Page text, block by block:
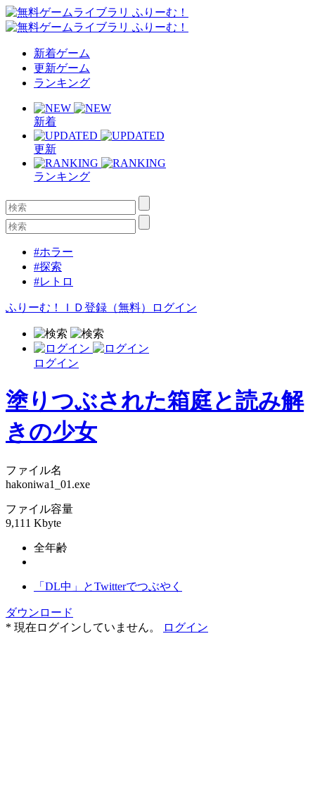
新着ゲーム
更新ゲーム
ランキング
新着
更新
ランキング
#ホラー
#探索
#レトロ
ふりーむ！ＩＤ登録（無料） ログイン
ログイン
塗りつぶされた箱庭と読み解
きの少女
ファイル名
hakoniwa1_01.exe
ファイル容量
9,111 Kbyte
全年齢
「DL中」とTwitterでつぶやく
ダウンロード
* 現在ログインしていません。
ログイン